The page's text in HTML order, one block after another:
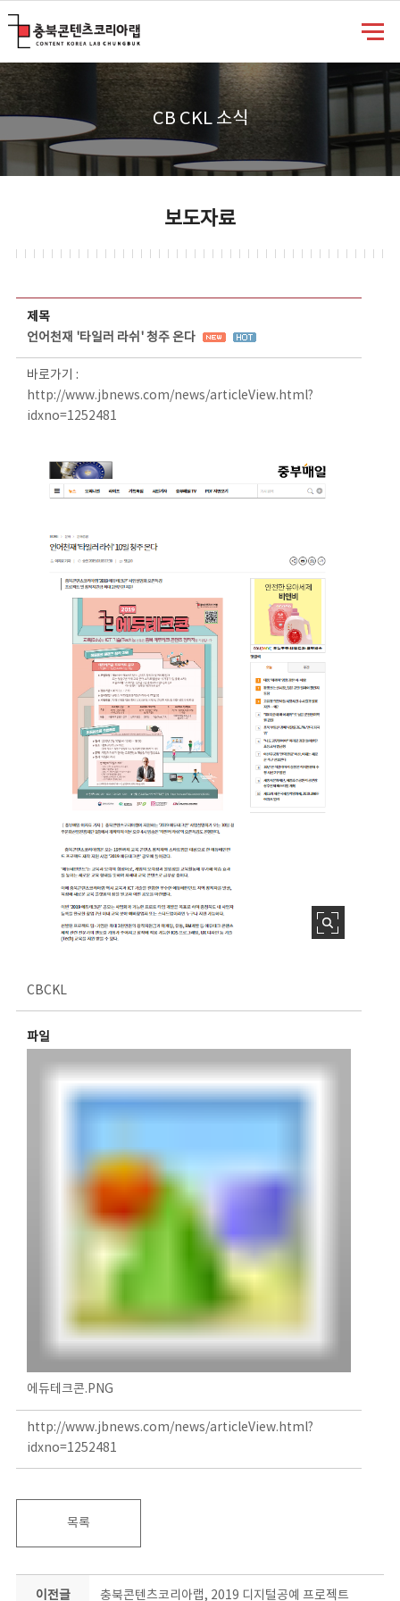
CB CKL 소식
보도자료
제목
언어천재 '타일러 라쉬' 청주 온다
바로가기 :
http://www.jbnews.com/news/articleView.html?
idxno=1252481
CBCKL
파일
에듀테크콘.PNG
http://www.jbnews.com/news/articleView.html?
idxno=1252481
목록
이전글 충북콘텐츠코리아랩, 2019 디지털공예 프로젝트